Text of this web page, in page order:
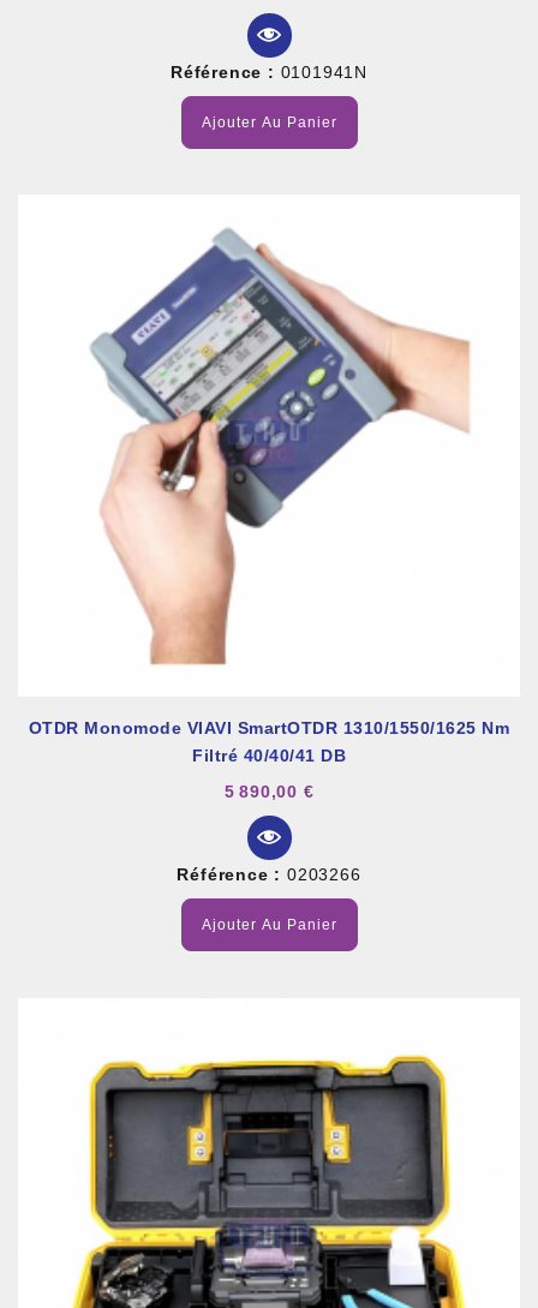
Référence : 0101941N
Ajouter Au Panier
OTDR Monomode VIAVI SmartOTDR 1310/1550/1625 Nm
Filtré 40/40/41 DB
5 890,00 €
Référence : 0203266
Ajouter Au Panier